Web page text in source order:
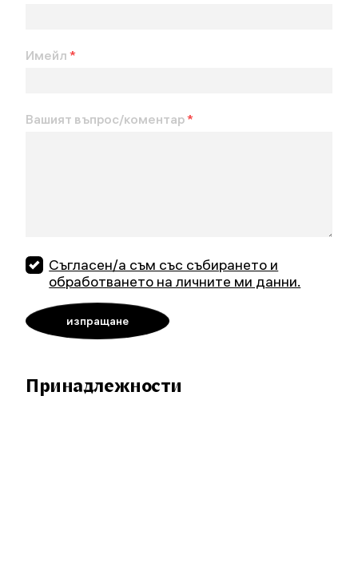
Имейл *
Вашият въпрос/коментар*
Съгласен/а съм със събирането и
обработването на личните ми данни.
Принадлежности